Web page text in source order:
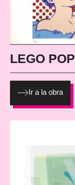
LEGO POP
Ir a la obra